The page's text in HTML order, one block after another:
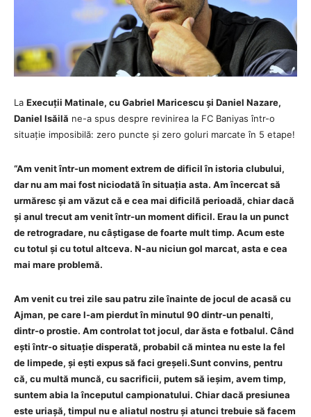
La Execuții Matinale, cu Gabriel Maricescu și Daniel Nazare,
Daniel Isăilă ne-a spus despre revinirea la FC Baniyas într-o
situație imposibilă: zero puncte și zero goluri marcate în 5 etape!
“Am venit într-un moment extrem de dificil în istoria clubului,
dar nu am mai fost niciodată în situația asta. Am încercat să
urmăresc și am văzut că e cea mai dificilă perioadă, chiar dacă
și anul trecut am venit într-un moment dificil. Erau la un punct
de retrogradare, nu câștigase de foarte mult timp. Acum este
cu totul și cu totul altceva. N-au niciun gol marcat, asta e cea
mai mare problemă.
Am venit cu trei zile sau patru zile înainte de jocul de acasă cu
Ajman, pe care l-am pierdut în minutul 90 dintr-un penalti,
dintr-o prostie. Am controlat tot jocul, dar ăsta e fotbalul. Când
ești într-o situație disperată, probabil că mintea nu este la fel
de limpede, și ești expus să faci greșeli.Sunt convins, pentru
că, cu multă muncă, cu sacrificii, putem să ieșim, avem timp,
suntem abia la începutul campionatului. Chiar dacă presiunea
este uriașă, timpul nu e aliatul nostru și atunci trebuie să facem